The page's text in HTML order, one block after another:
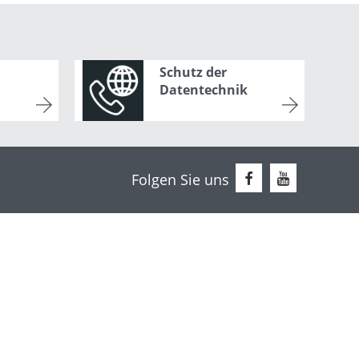
Schutz der
Datentechnik
Folgen Sie uns